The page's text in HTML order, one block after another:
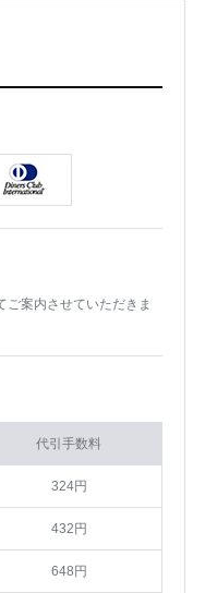
ご案内させていただきま
代引手数料
324円
432円
648円